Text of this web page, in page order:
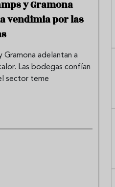
y Gramona
vendimia por las
Gramona adelantan a
Las bodegas confían
sector teme